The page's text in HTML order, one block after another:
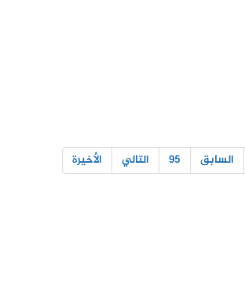
السابق 95 التالي الأخيرة